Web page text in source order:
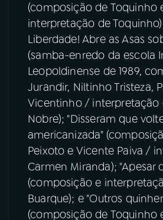
(composição de Toquinho
interpretação de
Liberdade! Abre as Asas
(samba-enredo da escola
Leopoldinense de 1989,
Jurandir, Niltinho Tristeza,
Vicentinho / interpretação
Nobre); "Disseram que
americanizada"
Peixoto e Vicente Paiva /
Carmen Miranda); "Apesar
(composição e
Buarque); e "Outros
(composição de Toquinho